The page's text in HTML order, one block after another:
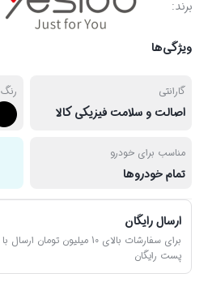
برند:
ویژگی‌ها
گارانتی
اصالت و سلامت فیزیکی کالا
رنگ
مناسب برای خودرو
تمام خودروها
ارسال رایگان
برای سفارشات بالای 10 میلیون تومان ارسال با
پست رایگان